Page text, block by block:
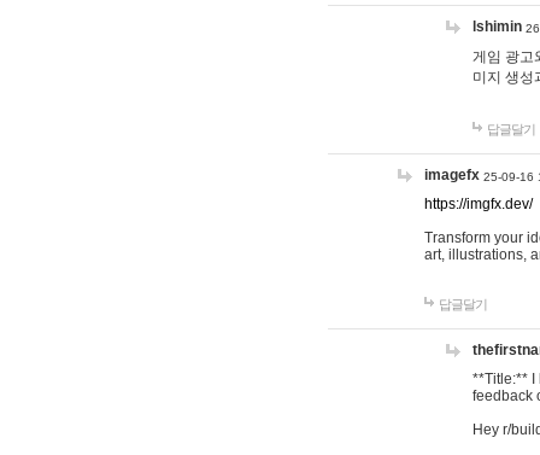
lshimin
게임 광고
미지 생성
답글달기
imagefx 25-09-16
https://imgfx.dev/
Transform your
art, illustrations,
답글달기
**Title:** I
feedback
Hey r/